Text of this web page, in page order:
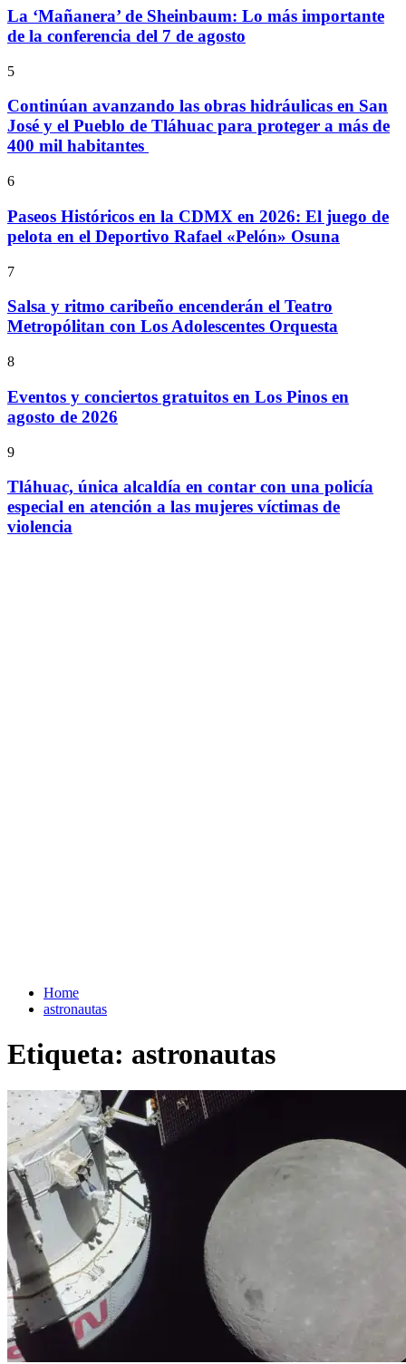
La ‘Mañanera’ de Sheinbaum: Lo más importante
de la conferencia del 7 de agosto
5
Continúan avanzando las obras hidráulicas en San
José y el Pueblo de Tláhuac para proteger a más de
400 mil habitantes
6
Paseos Históricos en la CDMX en 2026: El juego de
pelota en el Deportivo Rafael «Pelón» Osuna
7
Salsa y ritmo caribeño encenderán el Teatro
Metropólitan con Los Adolescentes Orquesta
8
Eventos y conciertos gratuitos en Los Pinos en
agosto de 2026
9
Tláhuac, única alcaldía en contar con una policía
especial en atención a las mujeres víctimas de
violencia
Home
astronautas
Etiqueta: astronautas